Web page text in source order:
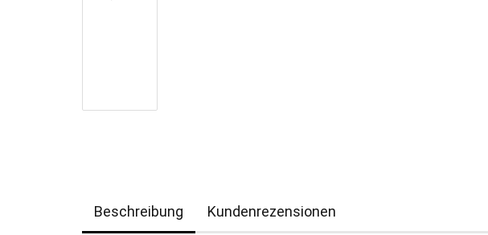
Beschreibung Kundenrezensionen